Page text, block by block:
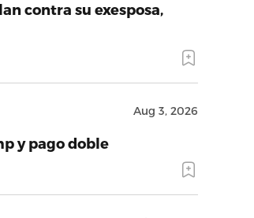
contra su exesposa,
Aug 3, 2026
y pago doble